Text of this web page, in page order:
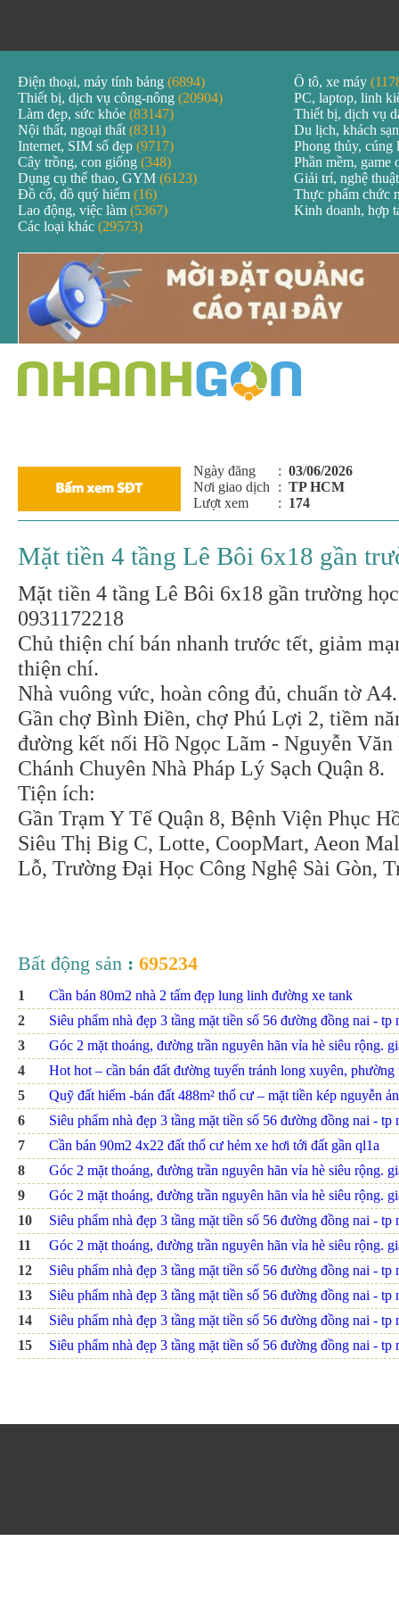
Điện thoại, máy tính bảng (6894) Ô tô, xe máy
Thiết bị, dịch vụ công-nông (20904)
PC, laptop, linh
Làm đẹp, sức khỏe (83147)
Thiết bị, dịch vụ
Nội thất, ngoại thất (8311)
Du lịch, khách
Internet, SIM số đẹp (9717)
Phong thủy, cúng
Cây trồng, con giống (348)
Phần mềm, game
Dụng cụ thể thao, GYM (6123)
Giải trí, nghệ
Đồ cổ, đồ quý hiếm (16)
Thực phẩm chức
Lao động, việc làm (5367)
Kinh doanh, hợp
Các loại khác (29573)
Ngày đăng : 03/06/2026
Nơi giao dịch : TP HCM
Lượt xem
: 174
Mặt tiền 4 tầng Lê Bôi 6x18 gần
Mặt tiền 4 tầng Lê Bôi 6x18 gần trường
0931172218
Chủ thiện chí bán nhanh trước tết, giảm
thiện chí.
Nhà vuông vức, hoàn công đủ, chuẩn tờ A4.
Gần chợ Bình Điền, chợ Phú Lợi 2, tiềm
đường kết nối Hồ Ngọc Lãm - Nguyễn
Chánh Chuyên Nhà Pháp Lý Sạch Quận 8.
Tiện ích:
Gần Trạm Y Tế Quận 8, Bệnh Viện Phục
Siêu Thị Big C, Lotte, CoopMart, Aeon
Lỗ, Trường Đại Học Công Nghệ Sài Gòn,
Bất động sản : 695234
1
Cần bán 80m2 nhà 2 tấm đẹp lung linh đường xe tank
2
Siêu phẩm nhà đẹp 3 tầng mặt tiền số 56 đường đồng nai - tp
3
Góc 2 mặt thoáng, đường trần nguyên hãn vỉa hè siêu rộng.
4
Hot hot – cần bán đất đường tuyến tránh long xuyên, phường
5
Quỹ đất hiếm -bán đất 488m² thổ cư – mặt tiền kép nguyễn
6
Siêu phẩm nhà đẹp 3 tầng mặt tiền số 56 đường đồng nai - tp
7
Cần bán 90m2 4x22 đất thổ cư hẻm xe hơi tới đất gần ql1a
8
Góc 2 mặt thoáng, đường trần nguyên hãn vỉa hè siêu rộng.
9
Góc 2 mặt thoáng, đường trần nguyên hãn vỉa hè siêu rộng.
10
Siêu phẩm nhà đẹp 3 tầng mặt tiền số 56 đường đồng nai - tp
11
Góc 2 mặt thoáng, đường trần nguyên hãn vỉa hè siêu rộng.
12
Siêu phẩm nhà đẹp 3 tầng mặt tiền số 56 đường đồng nai - tp
13
Siêu phẩm nhà đẹp 3 tầng mặt tiền số 56 đường đồng nai - tp
14
Siêu phẩm nhà đẹp 3 tầng mặt tiền số 56 đường đồng nai - tp
15
Siêu phẩm nhà đẹp 3 tầng mặt tiền số 56 đường đồng nai - tp